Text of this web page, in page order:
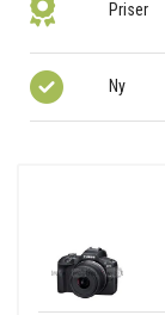
Priser
Ny